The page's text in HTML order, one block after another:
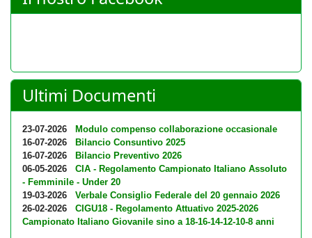
Ultimi Documenti
23-07-2026
Modulo compenso collaborazione occasionale
16-07-2026
Bilancio Consuntivo 2025
16-07-2026
Bilancio Preventivo 2026
06-05-2026
CIA - Regolamento Campionato Italiano Assoluto
- Femminile - Under 20
19-03-2026
Verbale Consiglio Federale del 20 gennaio 2026
26-02-2026
CIGU18 - Regolamento Attuativo 2025-2026
Campionato Italiano Giovanile sino a 18-16-14-12-10-8 anni